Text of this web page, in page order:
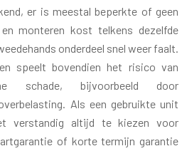
er is meestal beperkte of geen
monteren kost telkens dezelfde
onderdeel snel weer faalt.
speelt bovendien het risico van
schade, bijvoorbeeld door
Als een gebruikte unit
verstandig altijd te kiezen voor
of korte termijn garantie